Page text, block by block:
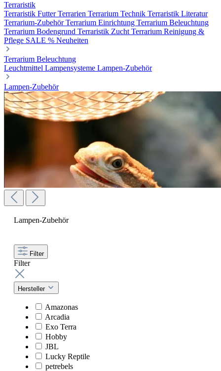
Terraristik
Terraristik FutterTerrarien Terrarium Technik Terraristik Literatur
Terrarium-ZubehörTerrarium Einrichtung Terrarium Beleuchtung
Terrarium Bodengrund Terraristik Zucht Terrarium Reinigung &
Pflege SALE % Neuheiten
Terrarium Beleuchtung
Leuchtmittel Lampensysteme Lampen-Zubehör
Lampen-Zubehör
Lampen-Zubehör
Filter
Filter
Hersteller
Amazonas
Arcadia
Exo Terra
Hobby
JBL
Lucky Reptile
petrebels